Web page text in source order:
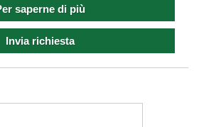
saperne di più
Invia richiesta